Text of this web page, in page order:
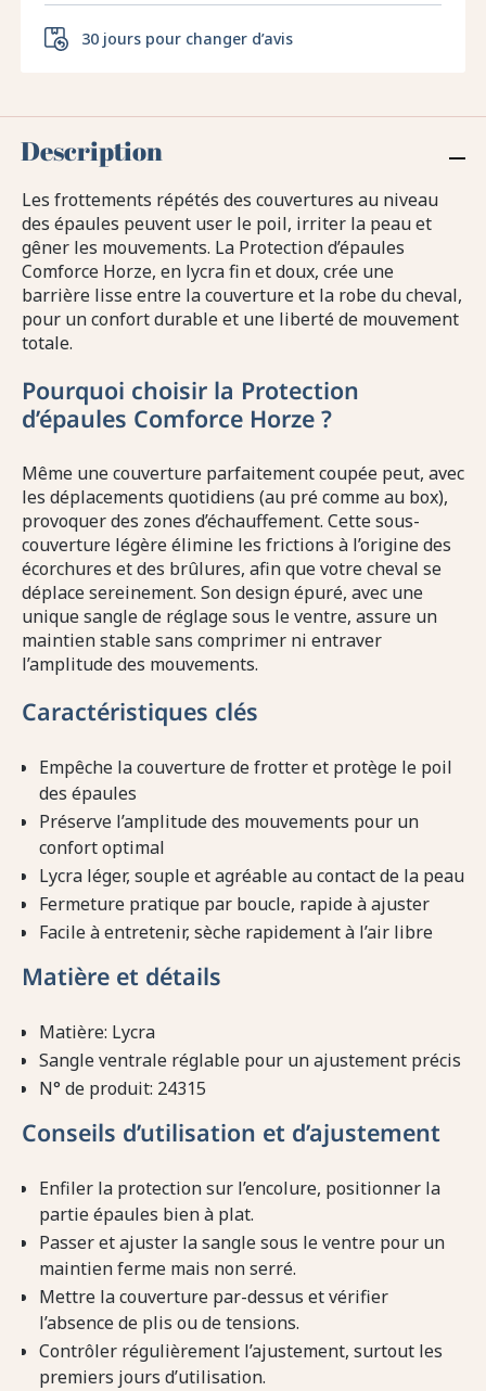
30 jours pour changer d’avis
Description
Les frottements répétés des couvertures au niveau
des épaules peuvent user le poil, irriter la peau et
gêner les mouvements. La Protection d’épaules
Comforce Horze, en lycra fin et doux, crée une
barrière lisse entre la couverture et la robe du cheval,
pour un confort durable et une liberté de mouvement
totale.
Pourquoi choisir la Protection
d’épaules Comforce Horze ?
Même une couverture parfaitement coupée peut, avec
les déplacements quotidiens (au pré comme au box),
provoquer des zones d’échauffement. Cette sous-
couverture légère élimine les frictions à l’origine des
écorchures et des brûlures, afin que votre cheval se
déplace sereinement. Son design épuré, avec une
unique sangle de réglage sous le ventre, assure un
maintien stable sans comprimer ni entraver
l’amplitude des mouvements.
Caractéristiques clés
Empêche la couverture de frotter et protège le poil
des épaules
Préserve l’amplitude des mouvements pour un
confort optimal
Lycra léger, souple et agréable au contact de la peau
Fermeture pratique par boucle, rapide à ajuster
Facile à entretenir, sèche rapidement à l’air libre
Matière et détails
Matière: Lycra
Sangle ventrale réglable pour un ajustement précis
N° de produit: 24315
Conseils d’utilisation et d’ajustement
Enfiler la protection sur l’encolure, positionner la
partie épaules bien à plat.
Passer et ajuster la sangle sous le ventre pour un
maintien ferme mais non serré.
Mettre la couverture par-dessus et vérifier
l’absence de plis ou de tensions.
Contrôler régulièrement l’ajustement, surtout les
premiers jours d’utilisation.